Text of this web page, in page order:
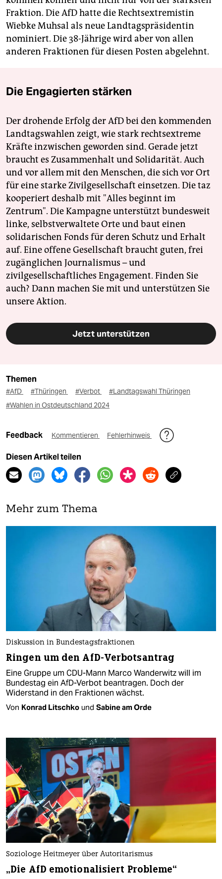
Fraktion. Die AfD hatte die Rechtsextremistin
Wiebke Muhsal als neue Landtagspräsidentin
nominiert. Die 38-Jährige wird aber von allen
anderen Fraktionen für diesen Posten abgelehnt.
Die Engagierten stärken
Der drohende Erfolg der AfD bei den kommenden
Landtagswahlen zeigt, wie stark rechtsextreme
Kräfte inzwischen geworden sind. Gerade jetzt
braucht es Zusammenhalt und Solidarität. Auch
und vor allem mit den Menschen, die sich vor Ort
für eine starke Zivilgesellschaft einsetzen. Die taz
kooperiert deshalb mit "Alles beginnt im
Zentrum". Die Kampagne unterstützt bundesweit
linke, selbstverwaltete Orte und baut einen
solidarischen Fonds für deren Schutz und Erhalt
auf. Eine offene Gesellschaft braucht guten, frei
zugänglichen Journalismus – und
zivilgesellschaftliches Engagement. Finden Sie
auch? Dann machen Sie mit und unterstützen Sie
unsere Aktion.
Jetzt unterstützen
Themen
#AfD #Thüringen #Verbot
#Landtagswahl Thüringen
#Wahlen in Ostdeutschland 2024
Feedback Kommentieren Fehlerhinweis
Diesen Artikel teilen
Mehr zum Thema
Diskussion in Bundestagsfraktionen
Ringen um den AfD-Verbotsantrag
Eine Gruppe um CDU-Mann Marco Wanderwitz will im
Bundestag ein AfD-Verbot beantragen. Doch der
Widerstand in den Fraktionen wächst.
Von Konrad Litschko und Sabine am Orde
Soziologe Heitmeyer über Autoritarismus
„Die AfD emotionalisiert Probleme“